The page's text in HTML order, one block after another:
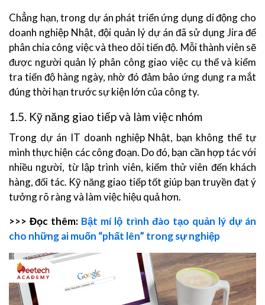
Chẳng hạn, trong dự án phát triển ứng dụng di động cho
doanh nghiệp Nhật, đội quản lý dự án đã sử dụng Jira để
phân chia công việc và theo dõi tiến độ. Mỗi thành viên sẽ
được người quản lý phân công giao việc cụ thể và kiểm
tra tiến độ hàng ngày, nhờ đó đảm bảo ứng dụng ra mắt
đúng thời hạn trước sự kiện lớn của công ty.
1.5. Kỹ năng giao tiếp và làm việc nhóm
Trong dự án IT doanh nghiệp Nhật, bạn không thể tự
mình thực hiện các công đoạn. Do đó, bạn cần hợp tác với
nhiều người, từ lập trình viên, kiểm thử viên đến khách
hàng, đối tác. Kỹ năng giao tiếp tốt giúp bạn truyền đạt ý
tưởng rõ ràng và làm việc hiệu quả hơn.
>>> Đọc thêm: Bật mí lộ trình đào tạo quản lý dự án
cho những ai muốn “phất lên” trong sự nghiệp